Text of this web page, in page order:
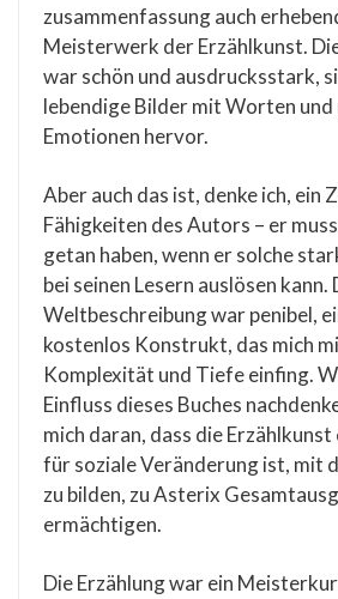
zusammenfassung auch
Meisterwerk der Erzählkunst.
war schön und ausdrucksstark,
lebendige Bilder mit Worten
Emotionen hervor.
Aber auch das ist, denke ich, ein
Fähigkeiten des Autors – er
getan haben, wenn er solche
bei seinen Lesern auslösen kann.
Weltbeschreibung war penibel,
kostenlos Konstrukt, das mich
Komplexität und Tiefe einfing.
Einfluss dieses Buches
mich daran, dass die
für soziale Veränderung ist, mit
zu bilden, zu Asterix
ermächtigen.
Die Erzählung war ein